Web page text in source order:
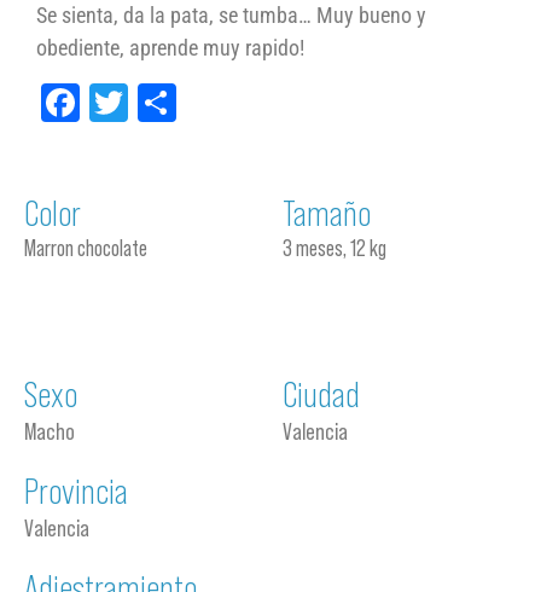
Se sienta, da la pata, se tumba… Muy bueno y
obediente, aprende muy rapido!
Facebook
Twitter
Color
Marron chocolate
Tamaño
3 meses, 12 kg
Sexo
Macho
Ciudad
Valencia
Provincia
Valencia